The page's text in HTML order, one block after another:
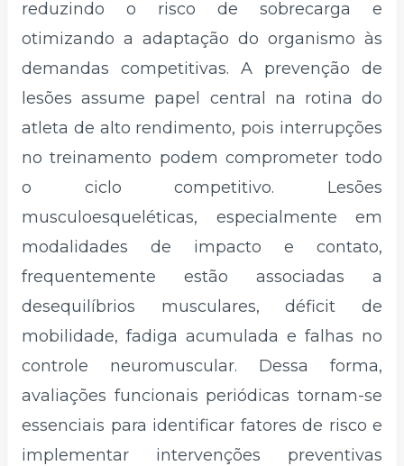
reduzindo o risco de sobrecarga e
otimizando a adaptação do organismo às
demandas competitivas. A prevenção de
lesões assume papel central na rotina do
atleta de alto rendimento, pois interrupções
no treinamento podem comprometer todo
o ciclo competitivo. Lesões
musculoesqueléticas, especialmente em
modalidades de impacto e contato,
frequentemente estão associadas a
desequilíbrios musculares, déficit de
mobilidade, fadiga acumulada e falhas no
controle neuromuscular. Dessa forma,
avaliações funcionais periódicas tornam-se
essenciais para identificar fatores de risco e
implementar intervenções preventivas